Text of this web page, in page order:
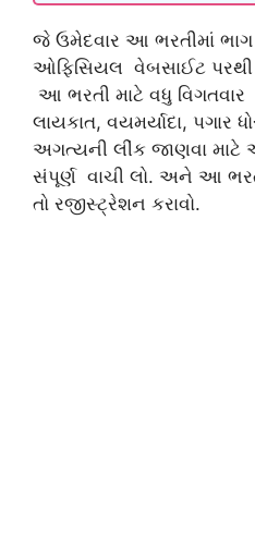
જે ઉમેદવાર આ ભરતીમાં
ઓફિસિયલ વેબસાઈટ
આ ભરતી માટે વધુ વિગતવાર
લાયકાત, વયમર્યાદા, પગાર
અગત્યની લીંક જાણવા માટે
સંપૂર્ણ વાચી લો. અને આ
તો રજીસ્ટ્રેશન કરાવો.